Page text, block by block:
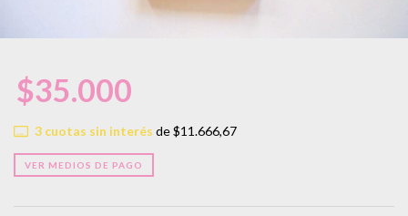
$35.000
3cuotas sin interés de$11.666,67
VER MEDIOS DE PAGO